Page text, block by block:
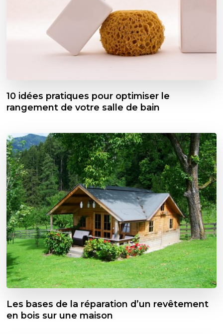
10 idées pratiques pour optimiser le
rangement de votre salle de bain
Les bases de la réparation d’un revêtement
en bois sur une maison